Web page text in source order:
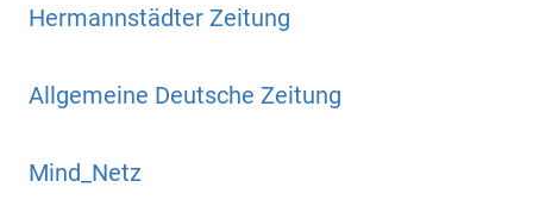
Hermannstädter Zeitung
Allgemeine Deutsche Zeitung
Mind_Netz